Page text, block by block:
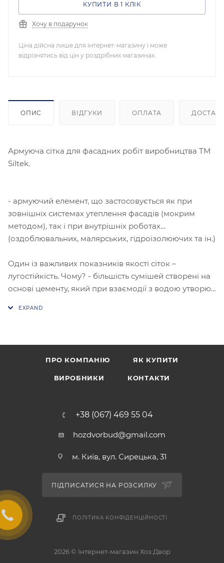
КУПИТИ В 1 КЛІК
Хочу в подарунок
Ціна дійсна лише для інтернет-магазину і може
відрізнятись від цін у роздрібних магазинах.
ОПИС ВІДГУКИ ОПЛАТА
Армуюча сітка для фасадних робіт виробництва ТМ
Siltek.
- армуючий елемент, що застосовується як при
зовнішніх системах утеплення фасадів (мокрим
методом), так і при внутрішніх роботах
(оздоблювальних, малярських, гідроізолюючих та ін.)
Один із важливих показників якості сіток –
лугостійкість. Чому? - більшість сумішей створені на
основі цементу, який при взаємодії з водою утворює
ПРО КОМПАНІЮ ЯК КУПИТИ
ВИРОБНИКИ КОНТАКТИ
+38 (067) 469 55 04
hozdvorbud@gmail.com
м. Київ, вул. Сирецька, 31
ПІДПИСАТИСЯ НА РОЗСИЛКУ
ПОЛІТИКА КОНФІДЕНЦІЙНОСТІ
2026 © Інтернет-магазин Хоз Двор